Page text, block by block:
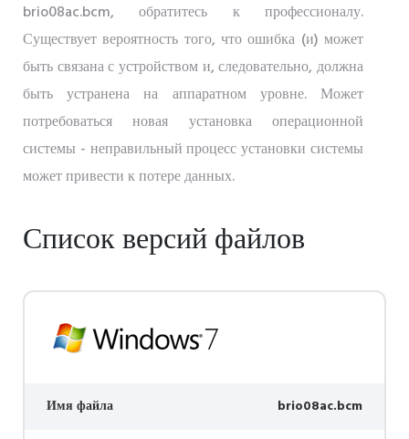
brio08ac.bcm, обратитесь к профессионалу.
Существует вероятность того, что ошибка (и) может
быть связана с устройством и, следовательно, должна
быть устранена на аппаратном уровне. Может
потребоваться новая установка операционной
системы - неправильный процесс установки системы
может привести к потере данных.
Список версий файлов
Имя файла brio08ac.bcm